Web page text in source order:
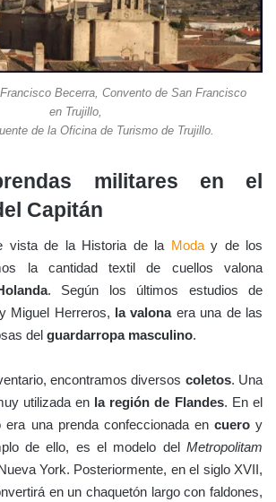
Becerra, Convento de San Francisco
en Trujillo,
de la Oficina de Turismo de Trujillo.
militares en el
Capitán
vista de la Historia de la Moday de los
la cantidad textil de cuellos valona
. Según los últimos estudios de
Miguel Herreros, la valonaera una de las
del guardarropa masculino.
encontramos diversos coletos. Una
utilizada en la región de Flandes. En el
una prenda confeccionada en cueroy
de ello, es el modelo del Metropolitam
York. Posteriormente, en el siglo XVII,
en un chaquetón largo con faldones,